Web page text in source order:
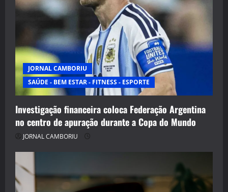
JORNAL CAMBORIU
SAÚDE - BEM ESTAR - FITNESS - ESPORTE
Investigação financeira coloca Federação Argentina
no centro de apuração durante a Copa do Mundo
JORNAL CAMBORIU